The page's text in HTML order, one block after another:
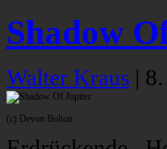
Shadow
Walter Kraus |
(c) Devon Bolton